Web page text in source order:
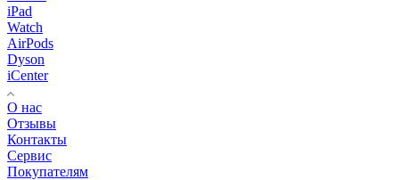
iPad
Watch
AirPods
Dyson
iCenter
О нас
Отзывы
Контакты
Сервис
Покупателям